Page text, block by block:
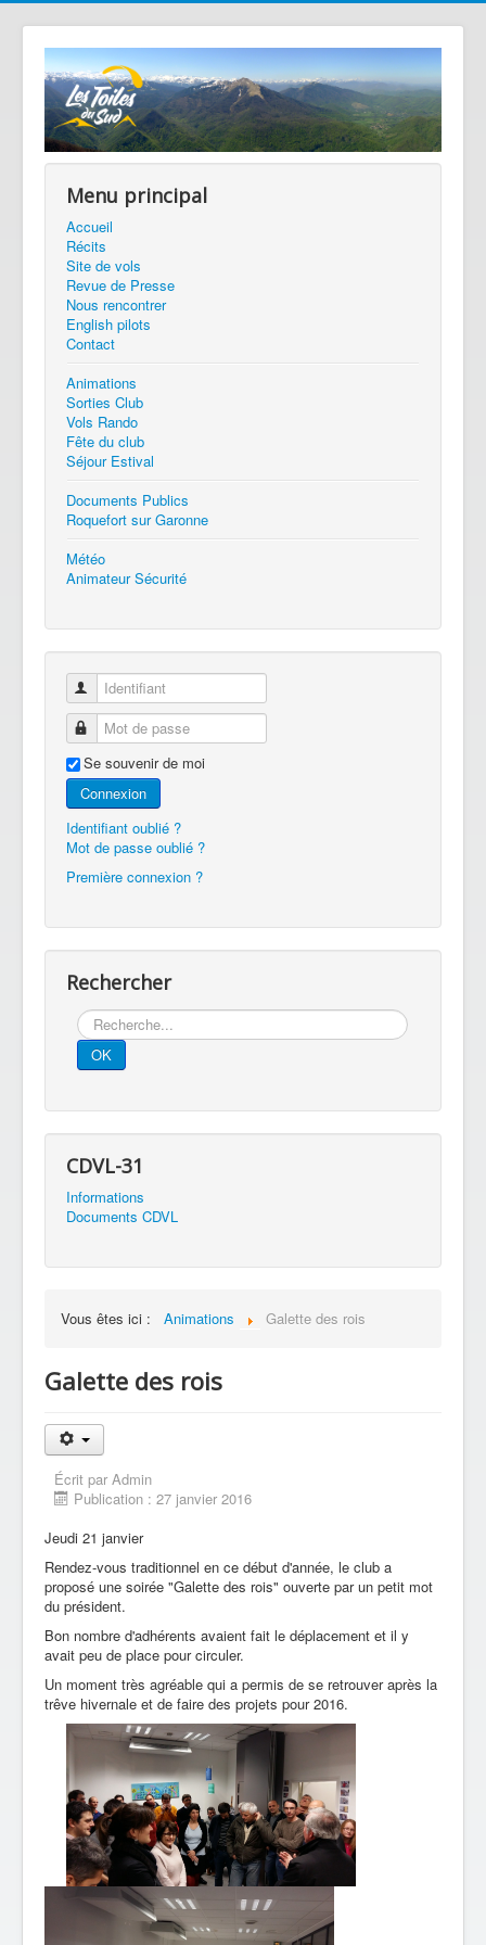
Menu principal
Accueil
Récits
Site de vols
Revue de Presse
Nous rencontrer
English pilots
Contact
Animations
Sorties Club
Vols Rando
Fête du club
Séjour Estival
Documents Publics
Roquefort sur Garonne
Météo
Animateur Sécurité
Identifiant
Mot de passe
Se souvenir de moi
Connexion
Identifiant oublié ?
Mot de passe oublié ?
Première connexion ?
Rechercher
Rechercher
OK
CDVL-31
Informations
Documents CDVL
Vous êtes ici : Animations Galette des rois
Galette des rois
Écrit par Admin
Publication : 27 janvier 2016
Jeudi 21 janvier
Rendez-vous traditionnel en ce début d'année, le club a
proposé une soirée "Galette des rois" ouverte par un petit mot
du président.
Bon nombre d'adhérents avaient fait le déplacement et il y
avait peu de place pour circuler.
Un moment très agréable qui a permis de se retrouver après la
trêve hivernale et de faire des projets pour 2016.